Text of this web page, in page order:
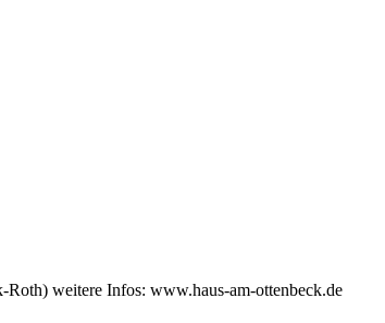
weitere Infos: www.haus-am-ottenbeck.de